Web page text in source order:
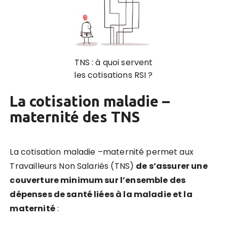
TNS : à quoi servent
les cotisations RSI ?
La cotisation maladie –
maternité des TNS
La cotisation maladie –maternité permet aux
Travailleurs Non Salariés (TNS) de s’assurer une
couverture minimum sur l’ensemble des
dépenses de santé liées à la maladie et la
maternité: